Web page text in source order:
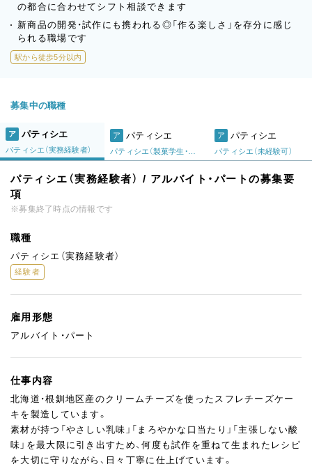
の都合に合わせてシフト相談できます
新商品の開発・試作にも携われる◎「作る楽しさ」を存分に感じ
られる職場です
駅から徒歩5分以内
募集中の職種
ア パティシエ
パティシエ（実務経験者）
ア パティシエ ア パティシエ
パティシエ（未経験可）
パティシエ（実務経験者） / アルバイト・パートの募集要
項
※募集終了時点の情報です
職種
パティシエ（実務経験者）
経験者
雇用形態
アルバイト・パート
仕事内容
北海道・根釧地区産のクリームチーズを使ったスフレチーズケー
キを製造しています。
素材が持つ「やさしい乳味」「まろやかな口当たり」「主張しない酸
味」を最大限に引き出すため、何度も試作を重ねて生まれたレシピ
を大切に守りながら、日々丁寧に仕上げています。